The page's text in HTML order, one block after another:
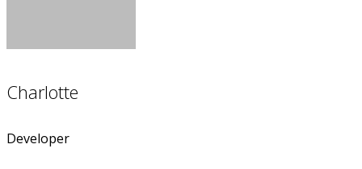
Charlotte
Developer